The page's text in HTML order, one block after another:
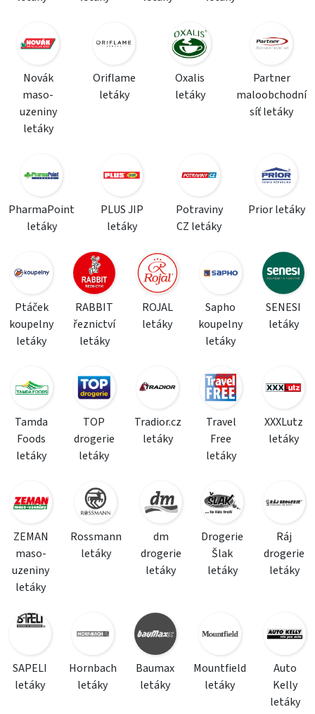
Novák
maso-
uzeniny
letáky
Oriflame
letáky
Oxalis
letáky
Partner
maloobchodní
síť letáky
PharmaPoint
letáky
PLUS JIP
letáky
Potraviny
CZ letáky
Prior letáky
Ptáček
koupelny
letáky
RABBIT
řeznictví
letáky
ROJAL
letáky
Sapho
koupelny
letáky
SENESI
letáky
Tamda
Foods
letáky
TOP
drogerie
letáky
Tradior.cz
letáky
Travel
Free
letáky
XXXLutz
letáky
ZEMAN
maso-
uzeniny
letáky
Rossmann
letáky
dm
drogerie
letáky
Drogerie
Šlak
letáky
Ráj
drogerie
letáky
SAPELI
letáky
Hornbach
letáky
Baumax
letáky
Mountfield
letáky
Auto
Kelly
letáky